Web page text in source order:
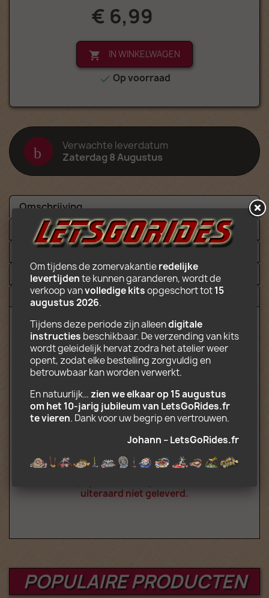
€ 6,99
 IN WINKELWAGEN
 Op voorraad
Verwachte leverdatum
Zaterdag 8 Augustus
Omschrijving
Details
Bijlagen
Video
Beoordelingen (9)
Downloadbare elektronische inhoud
inclusief:
Montage-instructies in PDF-formaat
Decors klaar om af te drukken in JPG-
formaat
Lijst van onderdelen die nodig zijn voor
de bouw
Indicaties voor het vouwen van truck
Let op: u koopt montagehandleiding. Voor
uiteraard niet geleverd.
POPULAIRE PRODUCTEN
Om tijdens de zomervakantie redelijke
levertijden te kunnen garanderen, wordt de
verkoop van volledige kits opgeschort tot 15
augustus 2026.
Tijdens deze periode zijn alleen digitale
instructies beschikbaar. De verzending van kits
wordt geleidelijk hervat zodra het atelier weer
opent, zodat elke bestelling zorgvuldig en
betrouwbaar kan worden verwerkt.
En natuurlijk… zien we elkaar op 15 augustus
om het 10‑jarig jubileum van LetsGoRides.fr
te vieren. Dank voor uw begrip en vertrouwen.
Johann – LetsGoRides.fr